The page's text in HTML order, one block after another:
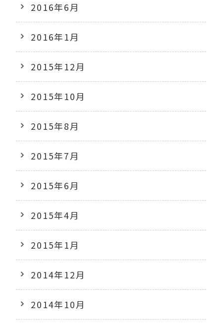
2016年6月
2016年1月
2015年12月
2015年10月
2015年8月
2015年7月
2015年6月
2015年4月
2015年1月
2014年12月
2014年10月